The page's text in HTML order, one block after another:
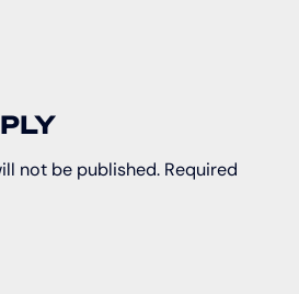
not be published. Required